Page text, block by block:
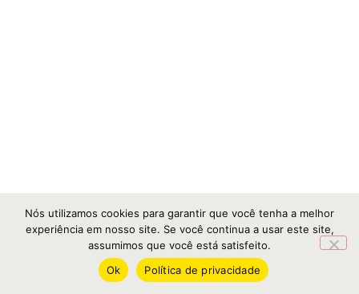
Nós utilizamos cookies para garantir que você tenha a melhor
experiência em nosso site. Se você continua a usar este site,
assumimos que você está satisfeito.
Ok
Política de privacidade